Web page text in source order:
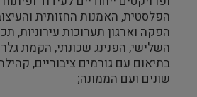
הפלסטית, האמנות החזותית
הפקה וארגון תערוכות עירוניות,
השלישי, הפנינג שכונתי, הקמת
בתיאום עם גורמים ציבוריים,
שונים ועם הממונה;